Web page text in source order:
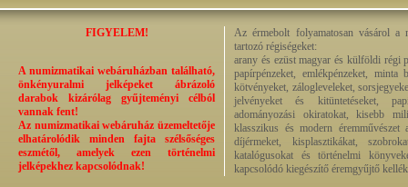
FIGYELEM!
A numizmatikai webáruházban található,
önkényuralmi jelképeket ábrázoló
darabok kizárólag gyűjteményi célból
vannak fent!
Az numizmatikai webáruház üzemeltetője
elhatárolódik minden fajta szélsőséges
eszmétől, amelyek ezen történelmi
jelképekhez kapcsolódnak!
Az érmebolt folyamatosan vásárol a
tartozó régiségeket:
arany és ezüst magyar és külföldi régi
papírpénzeket, emlékpénzeket, minta
kötvényeket, zálogleveleket,
jelvényeket és kitüntetéseket,
adományozási okiratokat, kisebb
klasszikus és modern éremművészet
díjérmeket, kisplasztikákat,
katalógusokat és történelmi
kapcsolódó kiegészítő éremgyűjtő